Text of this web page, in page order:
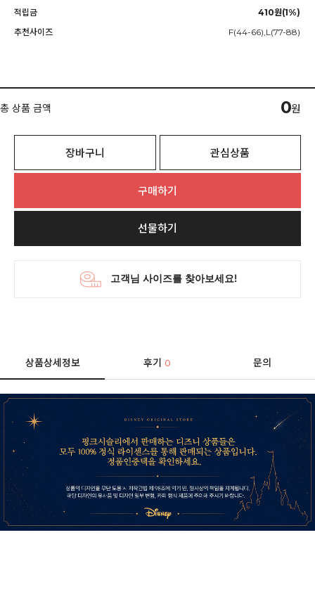
적립금
410원(1%)
추천사이즈
F(44-66),L(77-88)
총 상품 금액 0원
장바구니 관심상품
구매하기
선물하기
상품상세정보 후기0 문의